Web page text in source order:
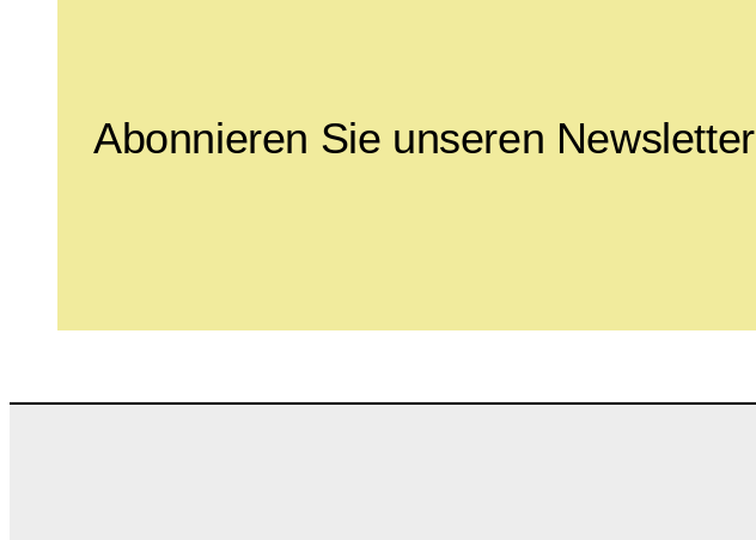
Abonnieren Sie unseren Newsletter